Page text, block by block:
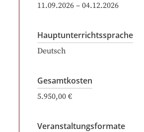
11.09.2026 – 04.12.2026
Hauptunterrichtssprache
Deutsch
Gesamtkosten
5.950,00 €
Veranstaltungsformate